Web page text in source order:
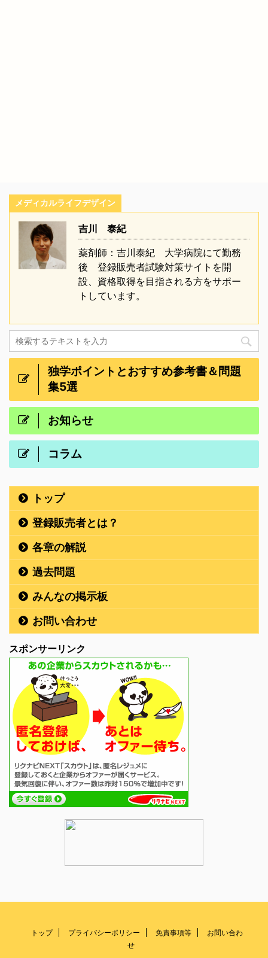
メディカルライフデザイン
吉川 泰紀
薬剤師：吉川泰紀 大学病院にて勤務
後 登録販売者試験対策サイトを開
設、資格取得を目指される方をサポー
トしています。
独学ポイントとおすすめ参考書＆問題
集5選
お知らせ
コラム
トップ
登録販売者とは？
各章の解説
過去問題
みんなの掲示板
お問い合わせ
スポンサーリンク
トップ プライバシーポリシー 免責事項等
お問い合わ
せ